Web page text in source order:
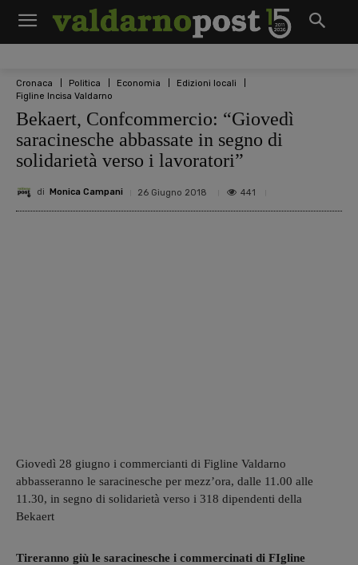
Cronaca Politica Economia
Edizioni locali
Figline Incisa Valdarno
Bekaert, Confcommercio: “Giovedì
saracinesche abbassate in segno di
solidarietà verso i lavoratori”
di Monica Campani 26 Giugno 2018 441
Giovedì 28 giugno i commercianti di Figline Valdarno
abbasseranno le saracinesche per mezz’ora, dalle 11.00 alle
11.30, in segno di solidarietà verso i 318 dipendenti della
Bekaert
Tireranno giù le saracinesche i commercinati di FIgline